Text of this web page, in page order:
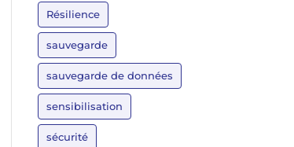
Résilience
sauvegarde
sauvegarde de données
sensibilisation
sécurité